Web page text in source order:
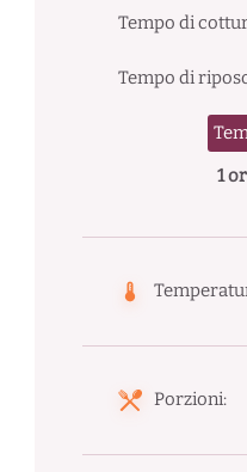
Tempo di
Tempo di
1
Porzioni: